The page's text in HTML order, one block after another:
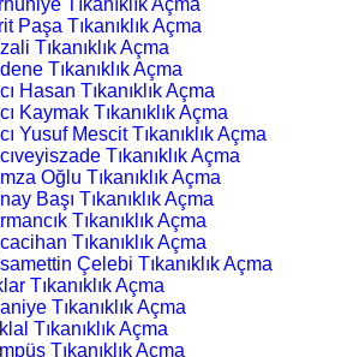
Tıkanıklık Açma
Paşa Tıkanıklık Açma
Tıkanıklık Açma
Tıkanıklık Açma
Hasan Tıkanıklık Açma
Kaymak Tıkanıklık Açma
Yusuf Mescit Tıkanıklık Açma
Tıkanıklık Açma
Oğlu Tıkanıklık Açma
Başı Tıkanıklık Açma
Tıkanıklık Açma
Tıkanıklık Açma
Çelebi Tıkanıklık Açma
Tıkanıklık Açma
Tıkanıklık Açma
Tıkanıklık Açma
Tıkanıklık Açma